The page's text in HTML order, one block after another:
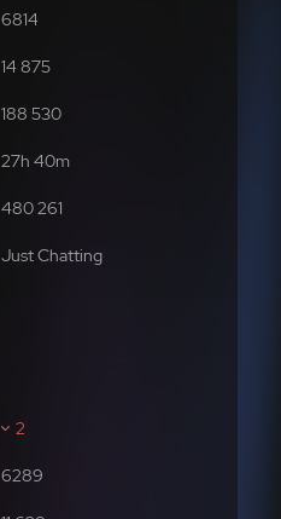
6814
14 875
188 530
480 261
Just Chatting
2
6289